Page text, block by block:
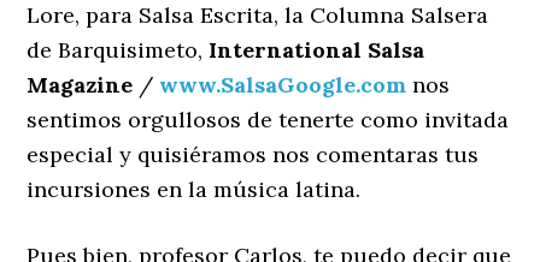
Lore, para Salsa Escrita, la Columna Salsera
de Barquisimeto, International Salsa
Magazine / www.SalsaGoogle.com nos
sentimos orgullosos de tenerte como invitada
especial y quisiéramos nos comentaras tus
incursiones en la música latina.
Pues bien, profesor Carlos, te puedo decir que